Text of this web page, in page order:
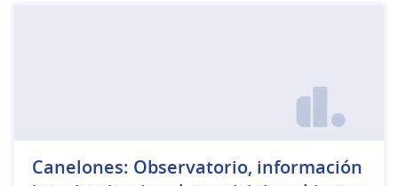
Canelones: Observatorio, información